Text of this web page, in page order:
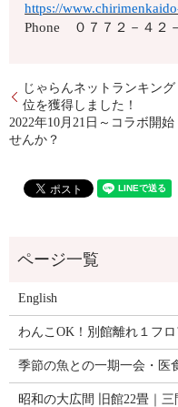
https://
Phone ０７７２－４２
じゃらんネットランキン
位を獲得しました！
2022年10月21日～コラボ開
せんか？
English
わんこOK！別館離れ１フ
季節の魚との一期一会・医
昭和の大広間 旧館22畳｜